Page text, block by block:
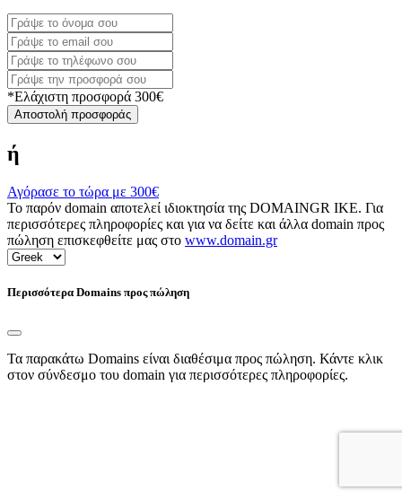
*Ελάχιστη προσφορά 300€
Αποστολή προσφοράς
ή
Αγόρασε το τώρα με 300€
Το παρόν domain αποτελεί ιδιοκτησία της DOMAINGR ΙΚΕ. Για
περισσότερες πληροφορίες και για να δείτε και άλλα domain προς
πώληση επισκεφθείτε μας στο www.domain.gr
Περισσότερα Domains προς πώληση
Τα παρακάτω Domains είναι διαθέσιμα προς πώληση. Κάντε κλικ
στον σύνδεσμο του domain για περισσότερες πληροφορίες.